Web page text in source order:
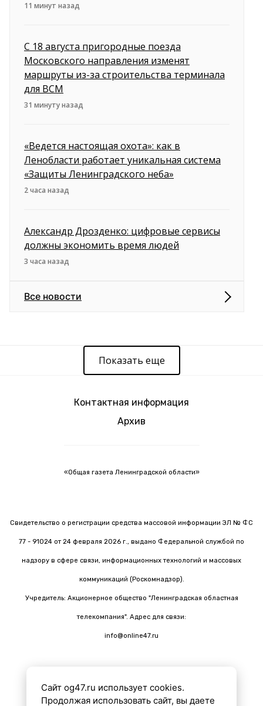
11 минут назад
С 18 августа пригородные поезда
Московского направления изменят
маршруты из-за строительства терминала
для ВСМ
31 минуту назад
«Ведется настоящая охота»: как в
Ленобласти работает уникальная система
«Защиты Ленинградского неба»
2 часа назад
Александр Дрозденко: цифровые сервисы
должны экономить время людей
3 часа назад
Все новости
Показать еще
Контактная информация
Архив
«Общая газета Ленинградской области»
Свидетельство о регистрации средства массовой информации ЭЛ № ФС
77 - 91024 от 24 февраля 2026 г., выдано Федеральной службой по
надзору в сфере связи, информационных технологий и массовых
коммуникаций (Роскомнадзор).
Учредитель: Акционерное общество "Ленинградская областная
телекомпания". Адрес для связи:
info@online47.ru
Все материалы на сайте подготовлены с помощью ИИ
Сайт og47.ru использует cookies.
Продолжая использовать сайт, вы даете